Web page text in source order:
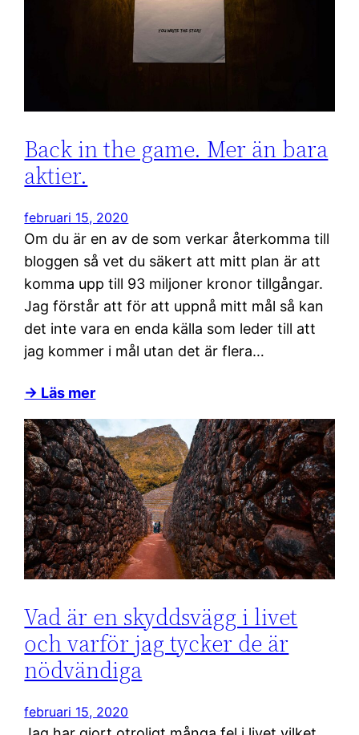
Back in the game. Mer än bara
aktier.
februari 15, 2020
Om du är en av de som verkar återkomma till
bloggen så vet du säkert att mitt plan är att
komma upp till 93 miljoner kronor tillgångar.
Jag förstår att för att uppnå mitt mål så kan
det inte vara en enda källa som leder till att
jag kommer i mål utan det är flera…
→ Läs mer
Vad är en skyddsvägg i livet
och varför jag tycker de är
nödvändiga
februari 15, 2020